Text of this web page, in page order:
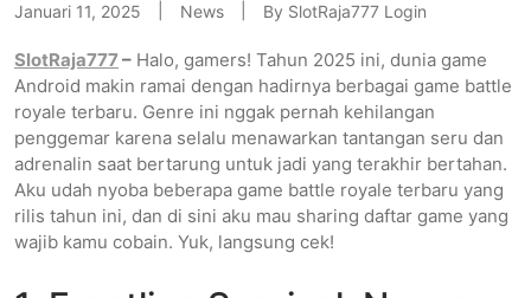
Januari 11, 2025 News By SlotRaja777 Login
SlotRaja777– Halo, gamers! Tahun 2025 ini, dunia game
Android makin ramai dengan hadirnya berbagai game battle
royale terbaru. Genre ini nggak pernah kehilangan
penggemar karena selalu menawarkan tantangan seru dan
adrenalin saat bertarung untuk jadi yang terakhir bertahan.
Aku udah nyoba beberapa game battle royale terbaru yang
rilis tahun ini, dan di sini aku mau sharing daftar game yang
wajib kamu cobain. Yuk, langsung cek!